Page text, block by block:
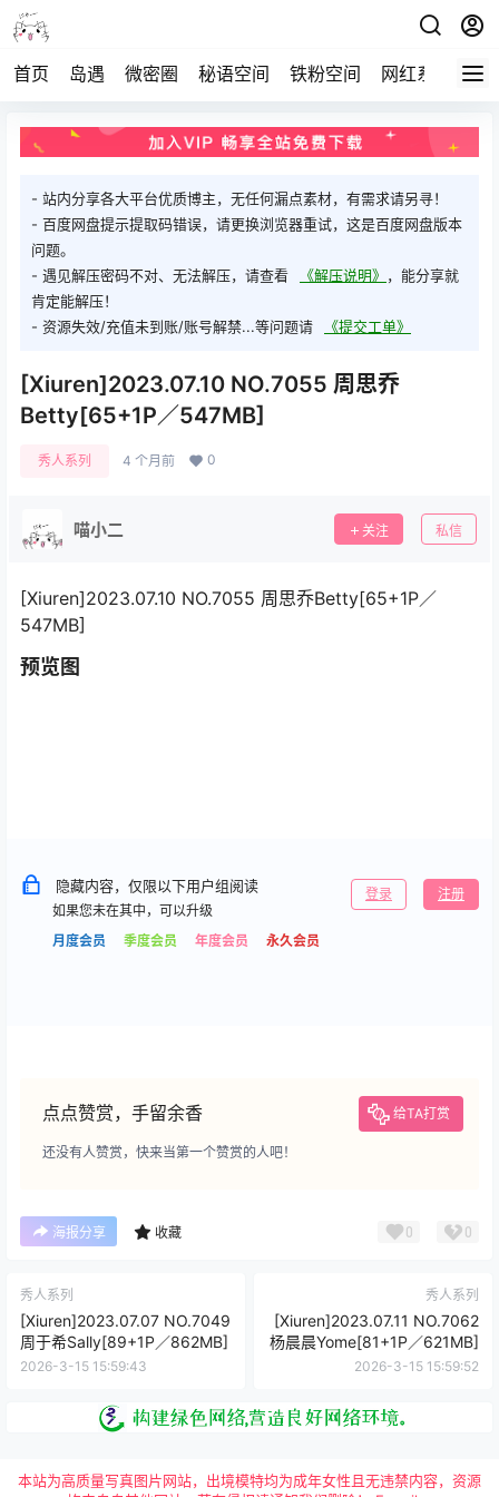
首页 岛遇 微密圈 秘语空间 铁粉空间 网红系列 打
- 站内分享各大平台优质博主，无任何漏点素材，有需求请另寻！
- 百度网盘提示提取码错误，请更换浏览器重试，这是百度网盘版本
问题。
- 遇见解压密码不对、无法解压，请查看
《解压说明》 ，能分享就
肯定能解压！
- 资源失效/充值未到账/账号解禁...等问题请
《提交工单》
[Xiuren]2023.07.10 NO.7055 周思乔
Betty[65+1P／547MB]
秀人系列 4 个月前 0
喵小二 关注 私信
[Xiuren]2023.07.10 NO.7055 周思乔Betty[65+1P／
547MB]
预览图
隐藏内容，仅限以下用户组阅读
如果您未在其中，可以升级
月度会员
季度会员 年度会员 永久会员
登录 注册
点点赞赏，手留余香 给TA打赏
还没有人赞赏，快来当第一个赞赏的人吧！
海报分享 收藏 0 0
秀人系列
[Xiuren]2023.07.07 NO.7049
周于希Sally[89+1P／862MB]
2026-3-15 15:59:43
秀人系列
[Xiuren]2023.07.11 NO.7062
杨晨晨Yome[81+1P／621MB]
2026-3-15 15:59:52
本站为高质量写真图片网站，出境模特均为成年女性且无违禁内容，资源